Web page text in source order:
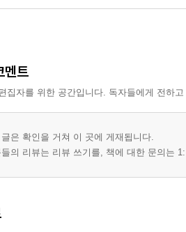
멘트
집자를 위한 공간입니다. 독자들에게 전하
은 확인을 거쳐 이 곳에 게재됩니다.
의 리뷰는 리뷰 쓰기를, 책에 대한 문의는